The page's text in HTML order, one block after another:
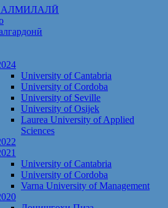
University of Cantabria
University of Cordoba
University of Seville
University of Osijek
Laurea University of Applied
Sciences
University of Cantabria
University of Cordoba
Varna University of Management